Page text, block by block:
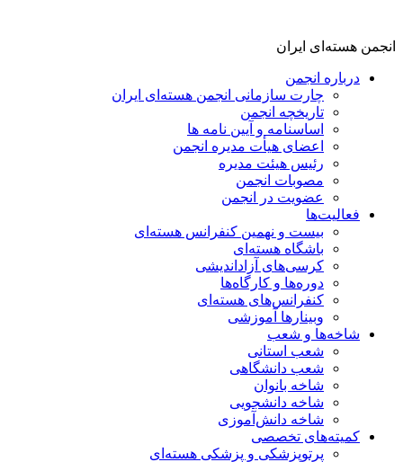
انجمن هسته‌ای ایران
درباره انجمن
چارت سازمانی انجمن هسته‌ای ایران
تاریخچه انجمن
اساسنامه و آیین نامه ها
اعضای هیأت مدیره انجمن
رئیس هیئت مدیره
مصوبات انجمن
عضویت در انجمن
فعالیت‌ها
بیست و نهمین کنفرانس هسته‌ای
باشگاه هسته‌ای
کرسی‌های آزاداندیشی
دوره‌ها و کارگاه‌ها
کنفرانس‌های هسته‌ای
وبینارها آموزشی
شاخه‌ها و شعب
شعب استانی
شعب دانشگاهی
شاخه بانوان
شاخه دانشجویی
شاخه دانش‌آموزی
کمیته‌های تخصصی
پرتوپزشکی و پزشکی هسته‌ای